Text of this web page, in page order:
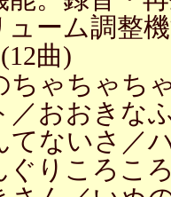
ューム調整
曲)
ちゃちゃち
／おおきな
てないさ／
ぐりころこ